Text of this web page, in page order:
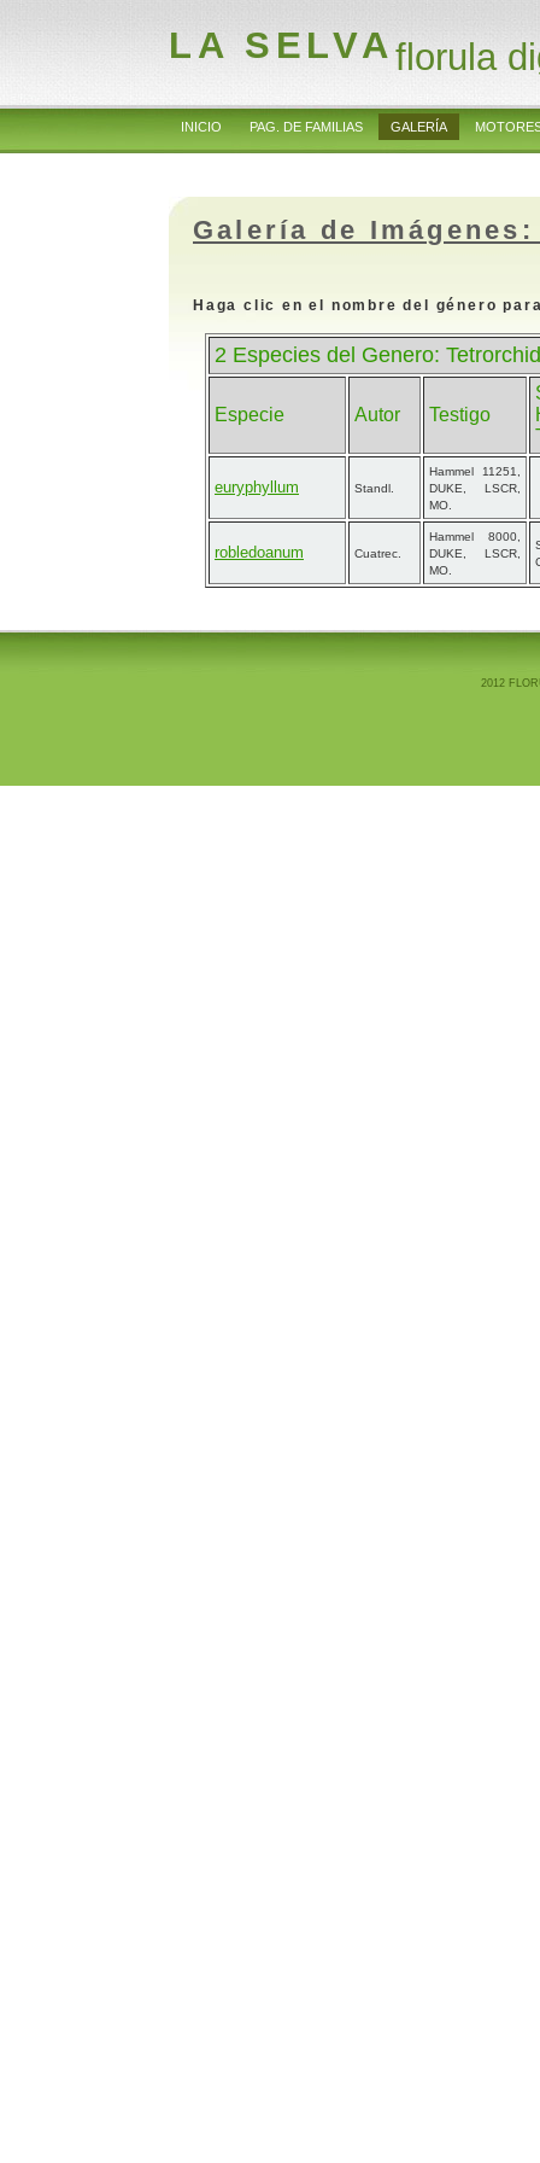
LA SELVAflorula
INICIO PAG. DE FAMILIAS GALERÍA
Galería de
Haga clic en el nombre del género
2 Especies del Genero:
Especie Autor Testigo
euryphyllum Standl.
Hammel 11251,
DUKE, LSCR,
MO.
robledoanum Cuatrec.
Hammel 8000,
DUKE, LSCR,
MO.
2012